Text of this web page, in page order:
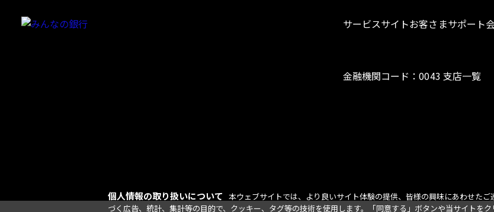
サービスサイトお客さまサポート
金融機関コード：0043 支店一覧
個人情報の取り扱いについて 本ウェブサイトでは、より良いサイト体験の提供、皆様の興味にあわせたご
づく広告、統計、集計等の目的で、クッキー、タグ等の技術を使用します。「同意する」ボタンや当サイトを